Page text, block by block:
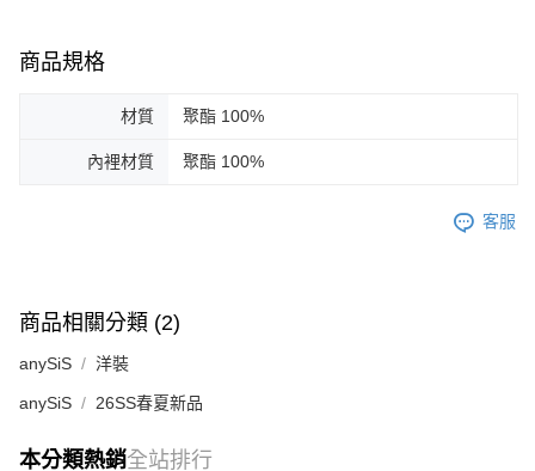
商品規格
材質 聚酯 100%
內裡材質 聚酯 100%
客服
商品相關分類 (2)
anySiS 洋裝
anySiS 26SS春夏新品
本分類熱銷全站排行